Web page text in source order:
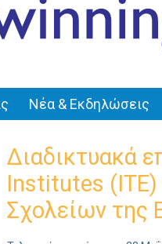
Νέα & Εκδηλώσεις
Διαδικτυακά
Institutes (ITE)
Σχολείων της